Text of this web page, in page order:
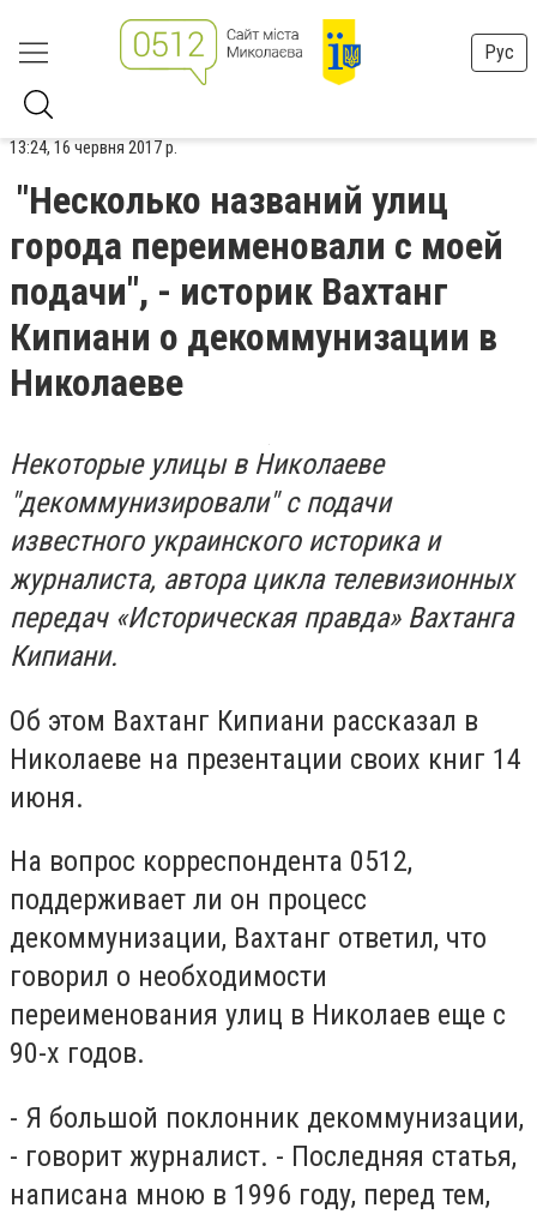
Рус
13:24, 16 червня 2017 р.
"Несколько названий улиц
города переименовали с моей
подачи", - историк Вахтанг
Кипиани о декоммунизации в
Николаеве
Некоторые улицы в Николаеве
"декоммунизировали" с подачи
известного украинского историка и
журналиста, автора цикла телевизионных
передач «Историческая правда» Вахтанга
Кипиани.
Об этом Вахтанг Кипиани рассказал в
Николаеве на презентации своих книг 14
июня.
На вопрос корреспондента 0512,
поддерживает ли он процесс
декоммунизации, Вахтанг ответил, что
говорил о необходимости
переименования улиц в Николаев еще с
90-х годов.
- Я большой поклонник декоммунизации,
- говорит журналист. - Последняя статья,
написана мною в 1996 году, перед тем,